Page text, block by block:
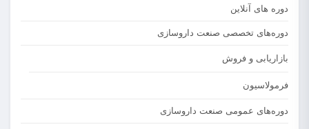
دوره های آنلاین
دوره‌های تخصصی صنعت داروسازی
بازاریابی و فروش
فرمولاسیون
دوره‌های عمومی صنعت داروسازی